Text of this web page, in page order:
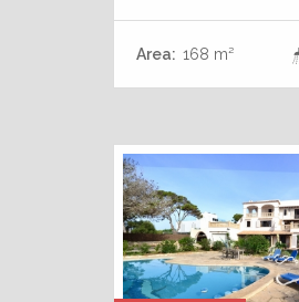
Area: 168 m²